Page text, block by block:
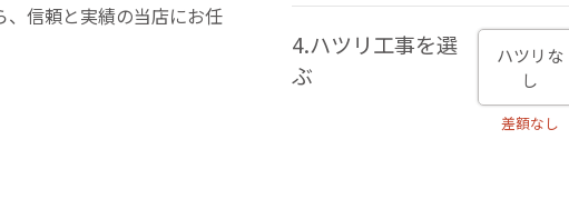
信頼と実績の当店にお任
4.ハツリ工事を選
ぶ
ハツリな
し
差額なし